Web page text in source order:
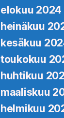
elokuu 2024
heinäkuu
kesäkuu
toukokuu
huhtikuu
maaliskuu
helmikuu